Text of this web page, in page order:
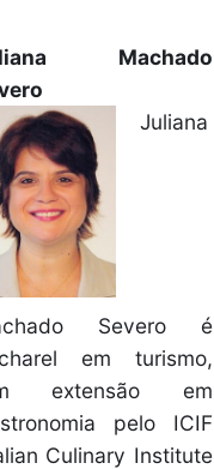
Machado
Juliana
Severo é
em turismo,
extensão em
pelo ICIF
Culinary Institute